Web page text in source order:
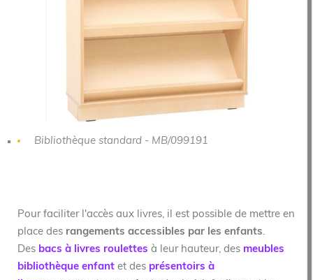
Bibliothèque standard - MB/099191
Pour faciliter l'accès aux livres, il est possible de mettre en
place des rangements accessibles par les enfants.
Des bacs à livres roulettes à leur hauteur, des meubles
bibliothèque enfant et des présentoirs à